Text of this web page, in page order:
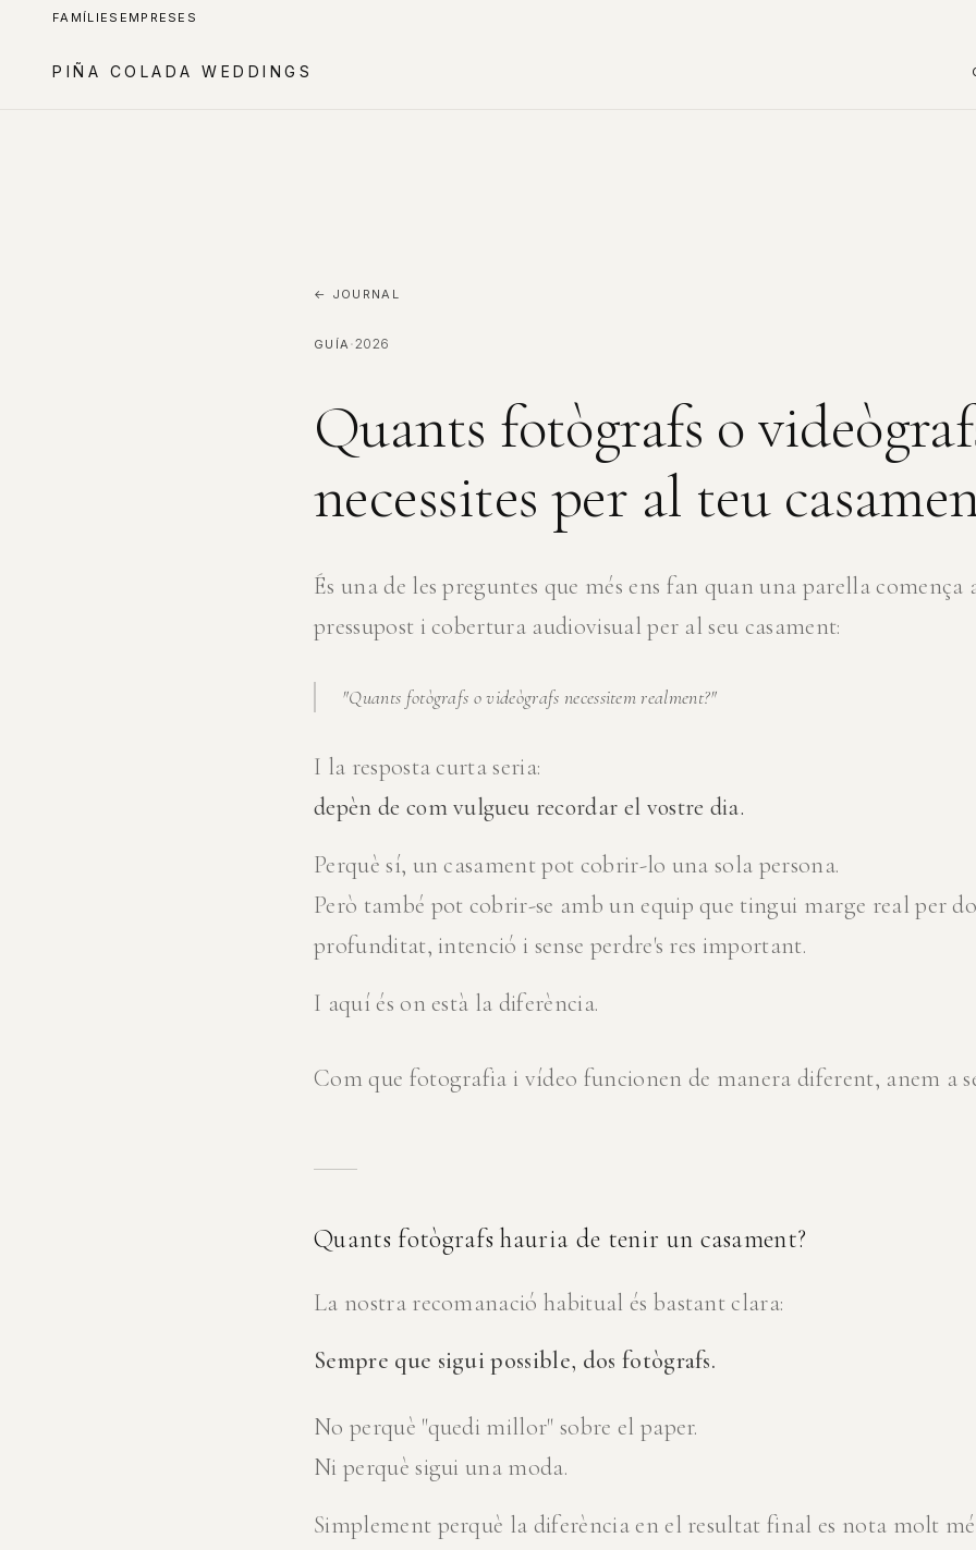
FAMÍLIES EMPRESES
PIÑA COLADA WEDDINGS
← JOURNAL
GUÍA ·2026
Quants fotògrafs o
necessites per al teu
És una de les preguntes que més ens fan quan una parella comença
pressupost i cobertura audiovisual per al seu casament:
"Quants fotògrafs o videògrafs necessitem realment?"
I la resposta curta seria:
depèn de com vulgueu recordar el vostre dia.
Perquè sí, un casament pot cobrir-lo una sola persona.
Però també pot cobrir-se amb un equip que tingui marge real per
profunditat, intenció i sense perdre's res important.
I aquí és on està la diferència.
Com que fotografia i vídeo funcionen de manera diferent, anem a
Quants fotògrafs hauria de tenir un casament?
La nostra recomanació habitual és bastant clara:
Sempre que sigui possible, dos fotògrafs.
No perquè "quedi millor" sobre el paper.
Ni perquè sigui una moda.
Simplement perquè la diferència en el resultat final es nota molt